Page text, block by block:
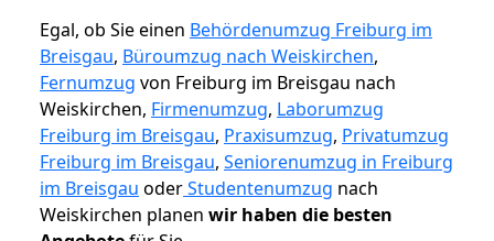
Egal, ob Sie einen Behördenumzug Freiburg im
Breisgau, Büroumzug nach Weiskirchen,
Fernumzug von Freiburg im Breisgau nach
Weiskirchen, Firmenumzug, Laborumzug
Freiburg im Breisgau, Praxisumzug, Privatumzug
Freiburg im Breisgau, Seniorenumzug in Freiburg
im Breisgau oderStudentenumzug nach
Weiskirchen planen wir haben die besten